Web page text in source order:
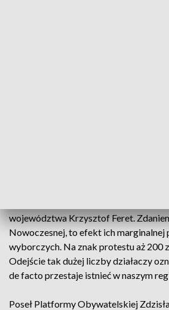
województwa Krzysztof Feret.
Nowoczesnej, to efekt ich marginalnej
wyborczych. Na znak protestu aż 200
Odejście tak dużej liczby działaczy
de facto przestaje istnieć w naszym
Poseł Platformy Obywatelskiej